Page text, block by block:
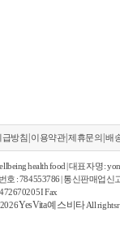
급방침 이용약관|제휴문의 |배
health food | 대표자명 :
호 : 784553786 | 통신판매업신
I Fax
YesVita 예스비타All rights